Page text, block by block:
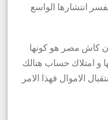
انتشارها الواسع
كاش مصر هو كونها
و امتلاك حساب هنالك
الاموال فهذا الامر